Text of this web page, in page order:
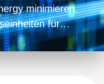
minimieren.
für
eine einfache
unterstützen Multi-